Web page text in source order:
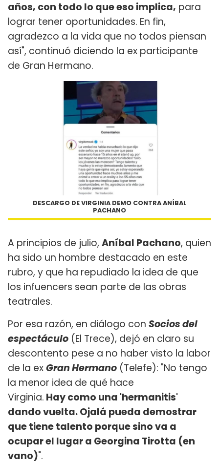
años, con todo lo que eso implica, para
lograr tener oportunidades. En fin,
agradezco a la vida que no todos piensan
así", continuó diciendo la ex participante
de Gran Hermano.
DESCARGO DE VIRGINIA DEMO CONTRA ANÍBAL
PACHANO
A principios de julio, Aníbal Pachano, quien
ha sido un hombre destacado en este
rubro, y que ha repudiado la idea de que
los infuencers sean parte de las obras
teatrales.
Por esa razón, en diálogo con Socios del
espectáculo (El Trece), dejó en claro su
descontento pese a no haber visto la labor
de la exGran Hermano (Telefe): "No tengo
la menor idea de qué hace
Virginia. Hay como una 'hermanitis'
dando vuelta. Ojalá pueda demostrar
que tiene talento porque sino va a
ocupar el lugar a Georgina Tirotta (en
vano)".